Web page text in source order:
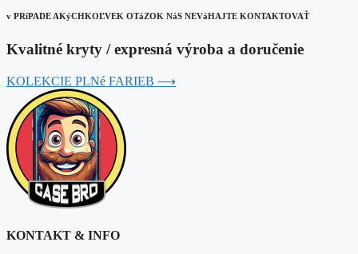
v PRíPADE AKýCHKOĽVEK OTáZOK NáS NEVáHAJTE KONTAKTOVAŤ
Kvalitné kryty / expresná výroba a doručenie
KOLEKCIE PLNé FARIEB ⟶
KONTAKT & INFO